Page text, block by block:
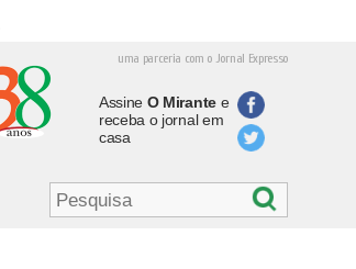
uma parceria com o Jornal Expresso
Assine O Mirantee
receba o jornal em
casa